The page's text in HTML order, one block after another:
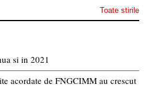
Toate stirile
si in 2021
acordate de FNGCIMM au crescut